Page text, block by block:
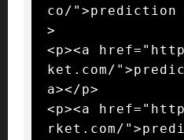
co/">prediction
>
<p><a
ket.com/
a></p>
<p><a
rket.com/